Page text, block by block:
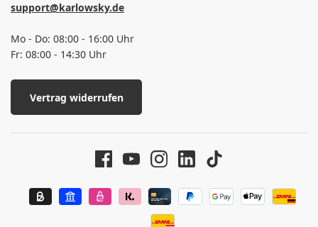
support@karlowsky.de
Mo - Do: 08:00 - 16:00 Uhr
Fr: 08:00 - 14:30 Uhr
Vertrag widerrufen